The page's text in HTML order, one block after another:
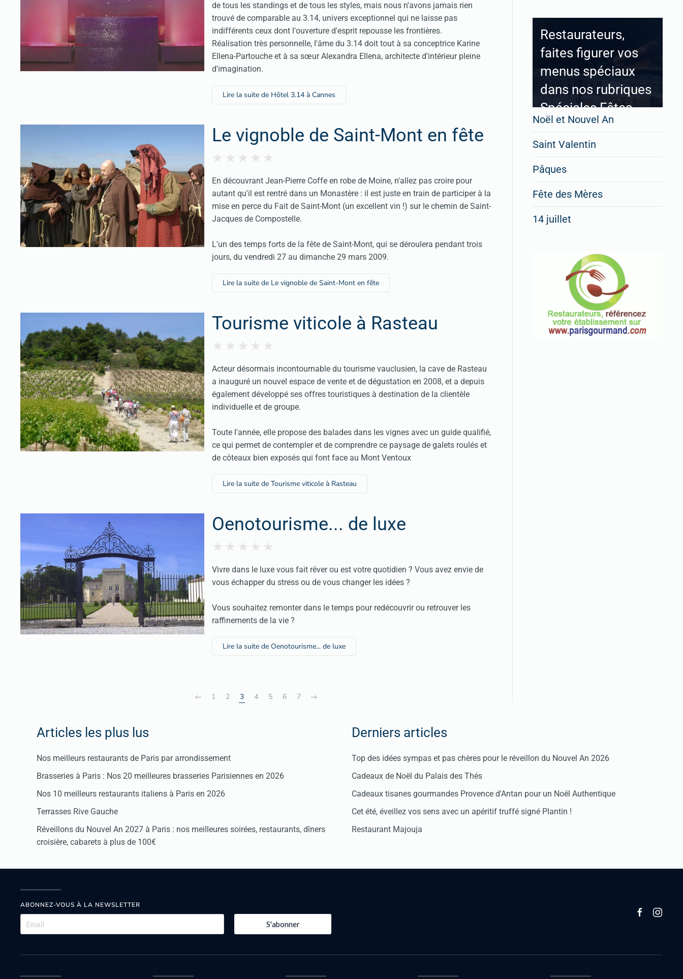
de tous les standings et de tous les styles, mais nous n'avons jamais rien
trouvé de comparable au 3.14, univers exceptionnel qui ne laisse pas
indifférents ceux dont l'ouverture d'esprit repousse les frontières.
Réalisation très personnelle, l'âme du 3.14 doit tout à sa conceptrice Karine
Ellena-Partouche et à sa sœur Alexandra Ellena, architecte d'intérieur pleine
d'imagination.
Lire la suite de Hôtel 3.14 à Cannes
Le vignoble de Saint-Mont en fête
En découvrant Jean-Pierre Coffe en robe de Moine, n'allez pas croire pour
autant qu'il est rentré dans un Monastère : il est juste en train de participer à la
mise en perce du Fait de Saint-Mont (un excellent vin !) sur le chemin de Saint-
Jacques de Compostelle.
L'un des temps forts de la fête de Saint-Mont, qui se déroulera pendant trois
jours, du vendredi 27 au dimanche 29 mars 2009.
Lire la suite de Le vignoble de Saint-Mont en fête
Tourisme viticole à Rasteau
Acteur désormais incontournable du tourisme vauclusien, la cave de Rasteau
a inauguré un nouvel espace de vente et de dégustation en 2008, et a depuis
également développé ses offres touristiques à destination de la clientèle
individuelle et de groupe.
Toute l'année, elle propose des balades dans les vignes avec un guide qualifié,
ce qui permet de contempler et de comprendre ce paysage de galets roulés et
de côteaux bien exposés qui font face au Mont Ventoux
Lire la suite de Tourisme viticole à Rasteau
Oenotourisme... de luxe
Vivre dans le luxe vous fait rêver ou est votre quotidien ? Vous avez envie de
vous échapper du stress ou de vous changer les idées ?
Vous souhaitez remonter dans le temps pour redécouvrir ou retrouver les
raffinements de la vie ?
Lire la suite de Oenotourisme... de luxe
1 2 3 4 5 6 7
Restaurateurs,
faites figurer vos
menus spéciaux
dans nos rubriques
Spéciales Fêtes
Cliquez ici
Noël et Nouvel An
Saint Valentin
Pâques
Fête des Mères
14 juillet
Articles les plus lus
Nos meilleurs restaurants de Paris par arrondissement
Brasseries à Paris : Nos 20 meilleures brasseries Parisiennes en 2026
Nos 10 meilleurs restaurants italiens à Paris en 2026
Terrasses Rive Gauche
Réveillons du Nouvel An 2027 à Paris : nos meilleures soirées, restaurants, dîners
croisière, cabarets à plus de 100€
Derniers articles
Top des idées sympas et pas chères pour le réveillon du Nouvel An 2026
Cadeaux de Noël du Palais des Thés
Cadeaux tisanes gourmandes Provence d'Antan pour un Noël Authentique
Cet été, éveillez vos sens avec un apéritif truffé signé Plantin !
Restaurant Majouja
ABONNEZ-VOUS À LA NEWSLETTER
S'abonner